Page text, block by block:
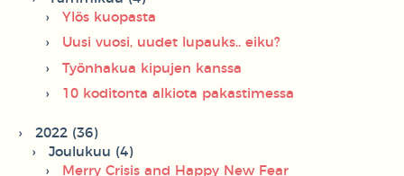
Ylös kuopasta
Uusi vuosi, uudet lupauks.. eiku?
Työnhakua kipujen kanssa
10 koditonta alkiota pakastimessa
2022 (36)
Joulukuu (4)
Merry Crisis and Happy New Fear